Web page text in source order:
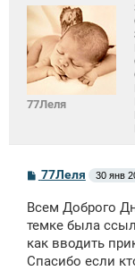
77Леля
С
б
щ
н
и
77Леля 30 янв
Всем Доброго
темке была
как вводить
Спасибо если